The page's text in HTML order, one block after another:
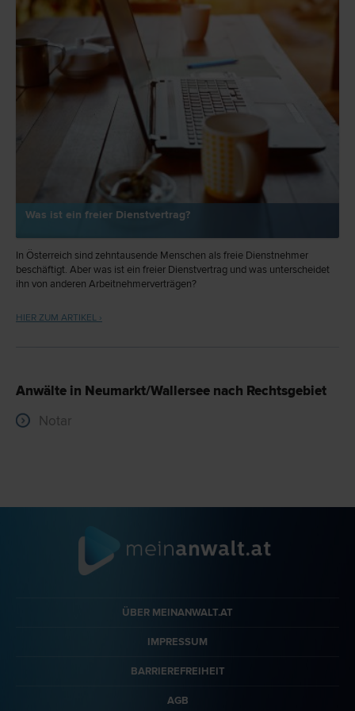
Was ist ein freier Dienstvertrag?
In Österreich sind zehntausende Menschen als freie Dienstnehmer
beschäftigt. Aber was ist ein freier Dienstvertrag und was unterscheidet
ihn von anderen Arbeitnehmerverträgen?
HIER ZUM ARTIKEL ›
Anwälte in Neumarkt/Wallersee nach Rechtsgebiet
Notar
ÜBER MEINANWALT.AT
IMPRESSUM
BARRIEREFREIHEIT
AGB